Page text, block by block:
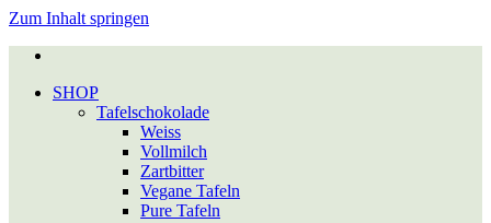
Zum Inhalt springen
SHOP
Tafel­schokolade
Weiss
Vollmilch
Zartbitter
Vegane Tafeln
Pure Tafeln